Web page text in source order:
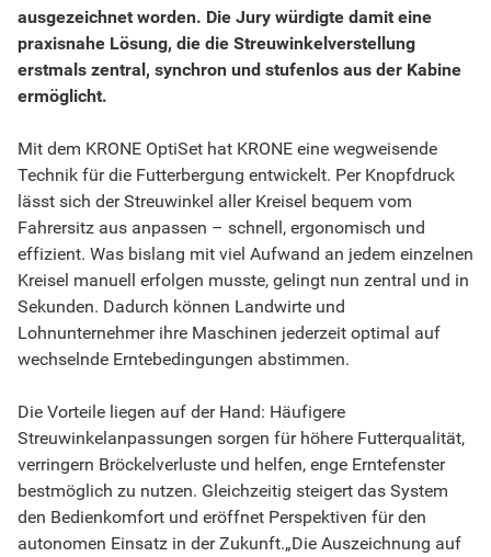
ausgezeichnet worden. Die Jury würdigte damit eine
praxisnahe Lösung, die die Streuwinkelverstellung
erstmals zentral, synchron und stufenlos aus der Kabine
ermöglicht.
Mit dem KRONE OptiSet hat KRONE eine wegweisende
Technik für die Futterbergung entwickelt. Per Knopfdruck
lässt sich der Streuwinkel aller Kreisel bequem vom
Fahrersitz aus anpassen – schnell, ergonomisch und
effizient. Was bislang mit viel Aufwand an jedem einzelnen
Kreisel manuell erfolgen musste, gelingt nun zentral und in
Sekunden. Dadurch können Landwirte und
Lohnunternehmer ihre Maschinen jederzeit optimal auf
wechselnde Erntebedingungen abstimmen.
Die Vorteile liegen auf der Hand: Häufigere
Streuwinkelanpassungen sorgen für höhere Futterqualität,
verringern Bröckelverluste und helfen, enge Erntefenster
bestmöglich zu nutzen. Gleichzeitig steigert das System
den Bedienkomfort und eröffnet Perspektiven für den
autonomen Einsatz in der Zukunft.„Die Auszeichnung auf